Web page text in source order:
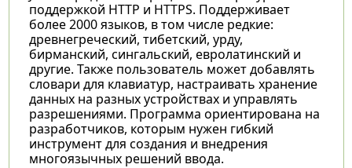
поддержкой HTTP и HTTPS. Поддерживает
более 2000 языков, в том числе редкие:
древнегреческий, тибетский, урду,
бирманский, сингальский, евролатинский и
другие. Также пользователь может добавлять
словари для клавиатур, настраивать хранение
данных на разных устройствах и управлять
разрешениями. Программа ориентирована на
разработчиков, которым нужен гибкий
инструмент для создания и внедрения
многоязычных решений ввода.